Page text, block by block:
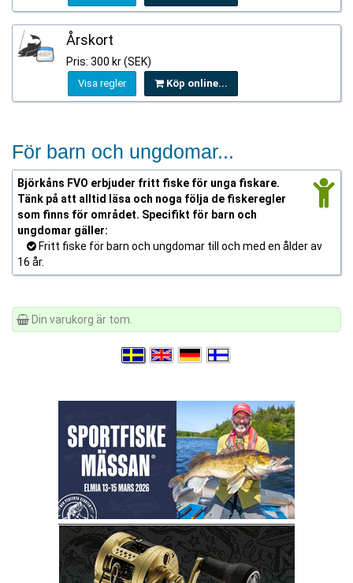
Årskort
Pris: 300 kr (SEK)
Visa regler Köp online...
För barn och ungdomar...
Björkåns FVO erbjuder fritt fiske för unga fiskare.
Tänk på att alltid läsa och noga följa de fiskeregler
som finns för området. Specifikt för barn och
ungdomar gäller:
Fritt fiske för barn och ungdomar till och med en ålder av
16 år.
Din varukorg är tom.